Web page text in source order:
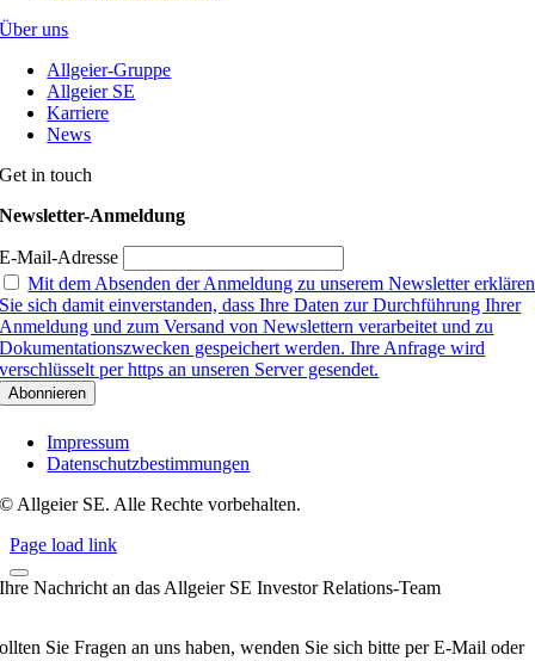
Über uns
Allgeier-Gruppe
Allgeier SE
Karriere
News
Get in touch
Newsletter-Anmeldung
E-Mail-Adresse
Mit dem Absenden der Anmeldung zu unserem Newsletter erklären
Sie sich damit einverstanden, dass Ihre Daten zur Durchführung Ihrer
Anmeldung und zum Versand von Newslettern verarbeitet und zu
Dokumentationszwecken gespeichert werden. Ihre Anfrage wird
verschlüsselt per https an unseren Server gesendet.
Impressum
Datenschutzbestimmungen
© Allgeier SE. Alle Rechte vorbehalten.
Page load link
Ihre Nachricht an das Allgeier SE Investor Relations-Team
Sie Fragen an uns haben, wenden Sie sich bitte per E-Mail oder